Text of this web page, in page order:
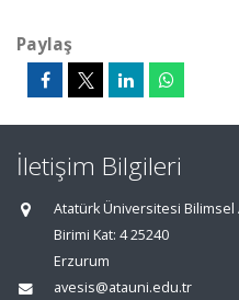
Paylaş
İletişim Bilgileri
Atatürk Üniversitesi Bilimsel
Birimi Kat: 4 25240
Erzurum
avesis@atauni.edu.tr